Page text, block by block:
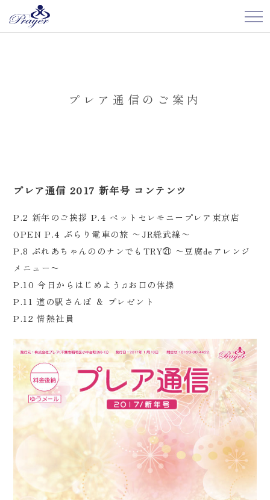
プレア通信のご案内
プレア通信 2017 新年号 コンテンツ
P.2 新年のご挨拶 P.4 ペットセレモニープレア東京店
OPEN P.4 ぶらり電車の旅 〜JR総武線〜
P.8 ぷれあちゃんののナンでもTRY㉑ 〜豆腐deアレンジ
メニュー〜
P.10 今日からはじめよう♫お口の体操
P.11 道の駅さんぽ ＆ プレゼント
P.12 情熱社員